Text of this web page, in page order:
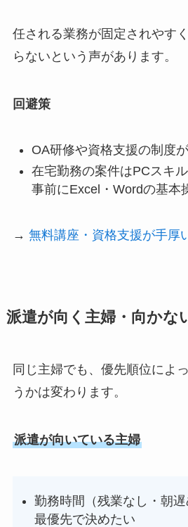
任される業務が固定されやす
らないという声があります。
回避策
OA研修や資格支援の制度
在宅勤務の案件はPCスキ
事前にExcel・Wordの基本
→ 無料講座・資格支援が手厚
派遣が向く主婦・向かな
同じ主婦でも、優先順位によ
うかは変わります。
派遣が向いている主婦
勤務時間（残業なし・朝
最優先で決めたい